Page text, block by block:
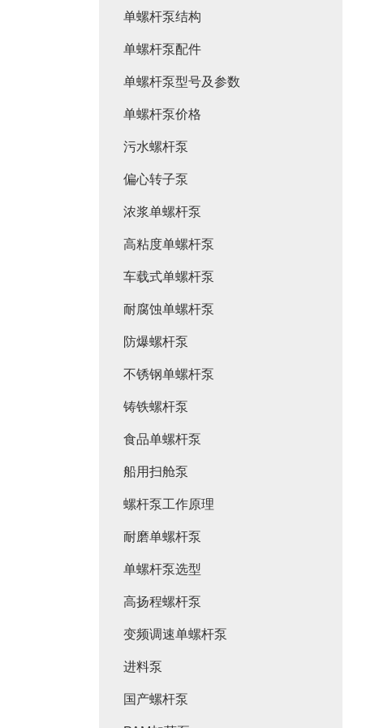
单螺杆泵结构
单螺杆泵配件
单螺杆泵型号及参数
单螺杆泵价格
污水螺杆泵
偏心转子泵
浓浆单螺杆泵
高粘度单螺杆泵
车载式单螺杆泵
耐腐蚀单螺杆泵
防爆螺杆泵
不锈钢单螺杆泵
铸铁螺杆泵
食品单螺杆泵
船用扫舱泵
螺杆泵工作原理
耐磨单螺杆泵
单螺杆泵选型
高扬程螺杆泵
变频调速单螺杆泵
进料泵
国产螺杆泵